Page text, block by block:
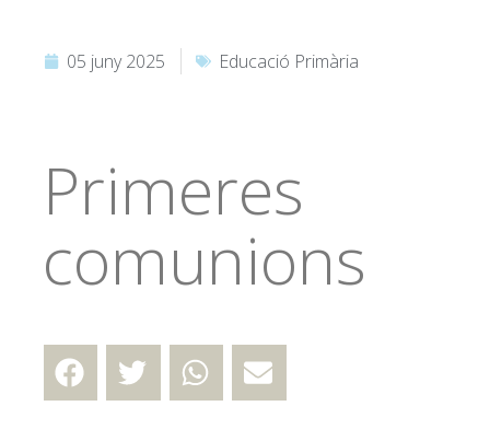
05 juny 2025 Educació Primària
Primeres
comunions